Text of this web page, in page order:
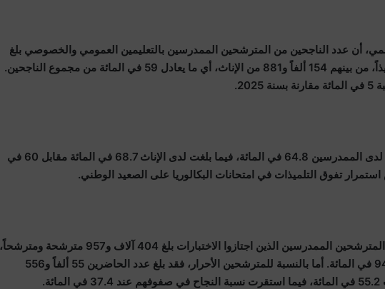
أن عدد الناجحين من المترشحين الممدرسين بالتعليمين العمومي والخصوصي بلغ
262 ألفاً و442 تلميذة وتلميذاً، من بينهم 154 ألفاً و881 من الإناث، أي ما يعادل 59 في المائة من مجموع الناجحين.
وسجلت نسبة النجاح العامة لدى الممدرسين 64.8 في المائة، فيما بلغت لدى الإناث 68.7 في المائة مقابل 60 في
تفوق التلميذات في امتحانات البكالوريا على الصعيد الوطني.
وأوضح المصدر ذاته أن عدد المترشحين الممدرسين الذين اجتازوا الاختبارات بلغ 404 آلاف و957 مترشحة ومترشحاً،
بنسبة حضور وصلت إلى 94.9 في المائة. أما بالنسبة للمترشحين الأحرار، فقد بلغ عدد الحاضرين 55 ألفاً و556